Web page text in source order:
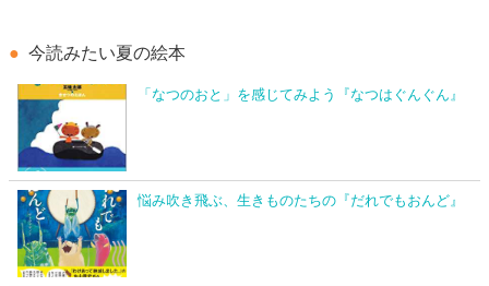
今読みたい夏の絵本
「なつのおと」を感じてみよう『なつはぐんぐん』
悩み吹き飛ぶ、生きものたちの『だれでもおんど』